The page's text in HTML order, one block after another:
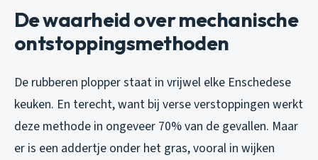
De waarheid over mechanische
ontstoppingsmethoden
De rubberen plopper staat in vrijwel elke Enschedese
keuken. En terecht, want bij verse verstoppingen werkt
deze methode in ongeveer 70% van de gevallen. Maar
er is een addertje onder het gras, vooral in wijken